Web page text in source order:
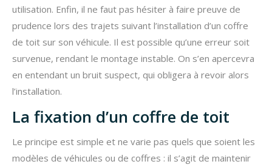
utilisation. Enfin, il ne faut pas hésiter à faire preuve de
prudence lors des trajets suivant l’installation d’un coffre
de toit sur son véhicule. Il est possible qu’une erreur soit
survenue, rendant le montage instable. On s’en apercevra
en entendant un bruit suspect, qui obligera à revoir alors
l’installation.
La fixation d’un coffre de toit
Le principe est simple et ne varie pas quels que soient les
modèles de véhicules ou de coffres : il s’agit de maintenir